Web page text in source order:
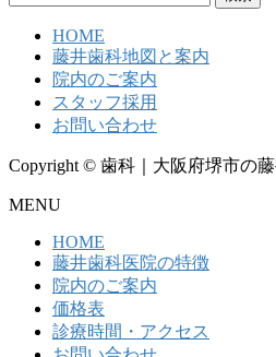
HOME
藤井歯科地図と案内
院内のご案内
スタッフ採用
お問い合わせ
Copyright © 歯科｜大阪府堺市の藤
MENU
HOME
藤井歯科医院の特徴
院内のご案内
価格表
診療時間・アクセス